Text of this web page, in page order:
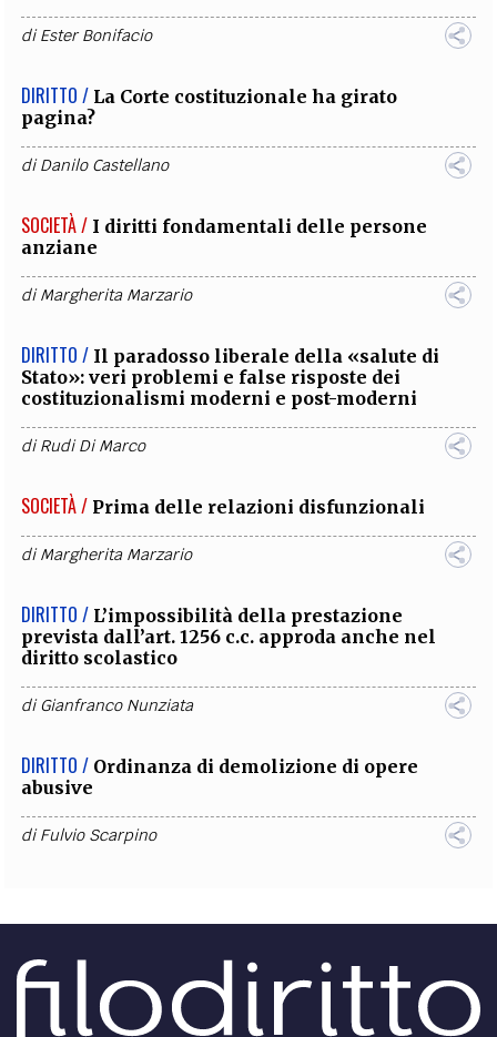
diEster Bonifacio
DIRITTO / La Corte costituzionale ha girato
pagina?
diDanilo Castellano
SOCIETÀ / I diritti fondamentali delle persone
anziane
diMargherita Marzario
DIRITTO / Il paradosso liberale della «salute di
Stato»: veri problemi e false risposte dei
costituzionalismi moderni e post-moderni
diRudi Di Marco
SOCIETÀ / Prima delle relazioni disfunzionali
diMargherita Marzario
DIRITTO / L’impossibilità della prestazione
prevista dall’art. 1256 c.c. approda anche nel
diritto scolastico
diGianfranco Nunziata
DIRITTO / Ordinanza di demolizione di opere
abusive
diFulvio Scarpino